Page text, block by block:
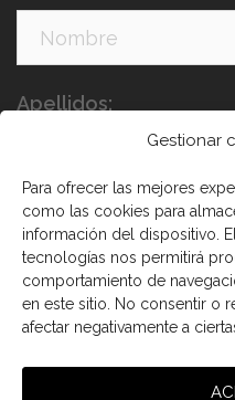
Gestionar
Para ofrecer las mejores
como las cookies para
información del dispositivo.
tecnologías nos permitirá
comportamiento de
en este sitio. No consentir o
afectar negativamente a
Apellidos:
He leído y acepto los